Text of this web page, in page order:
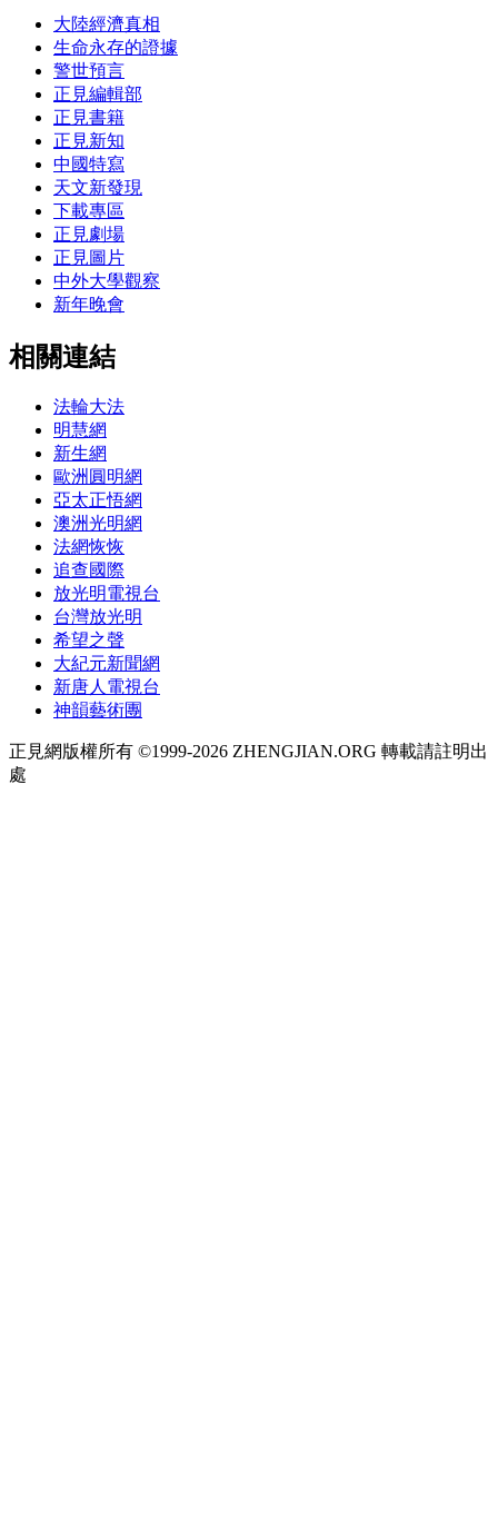
大陸經濟真相
生命永存的證據
警世預言
正見編輯部
正見書籍
正見新知
中國特寫
天文新發現
下載專區
正見劇場
正見圖片
中外大學觀察
新年晚會
相關連結
法輪大法
明慧網
新生網
歐洲圓明網
亞太正悟網
澳洲光明網
法網恢恢
追查國際
放光明電視台
台灣放光明
希望之聲
大紀元新聞網
新唐人電視台
神韻藝術團
正見網版權所有 ©1999-2026 ZHENGJIAN.ORG 轉載請註明出
處